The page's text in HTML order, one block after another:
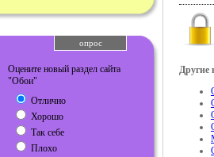
опрос
Оцените новый раздел сайта
"Обои"
Отлично
Хорошо
Так себе
Плохо
Другие